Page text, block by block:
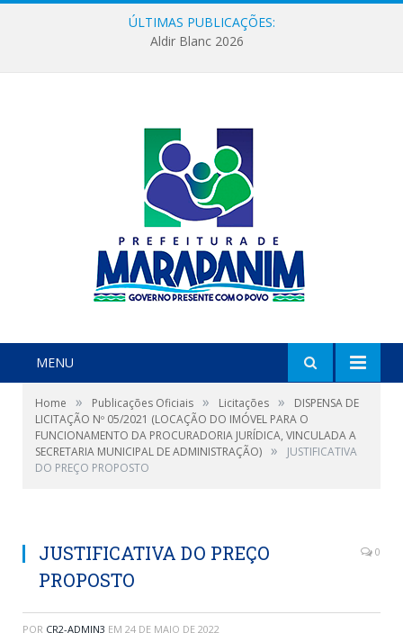
ÚLTIMAS PUBLICAÇÕES:
Aldir Blanc 2026
MENU
Home » Publicações Oficiais » Licitações »
DISPENSA DE
LICITAÇÃO Nº 05/2021 (LOCAÇÃO DO IMÓVEL PARA O
FUNCIONAMENTO DA PROCURADORIA JURÍDICA, VINCULADA A
SECRETARIA MUNICIPAL DE ADMINISTRAÇÃO) »
JUSTIFICATIVA
DO PREÇO PROPOSTO
JUSTIFICATIVA DO PREÇO
PROPOSTO
0
POR CR2-ADMIN3 EM 24 DE MAIO DE 2022